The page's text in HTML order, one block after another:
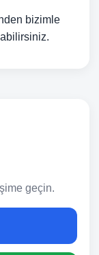
bizimle
geçin.